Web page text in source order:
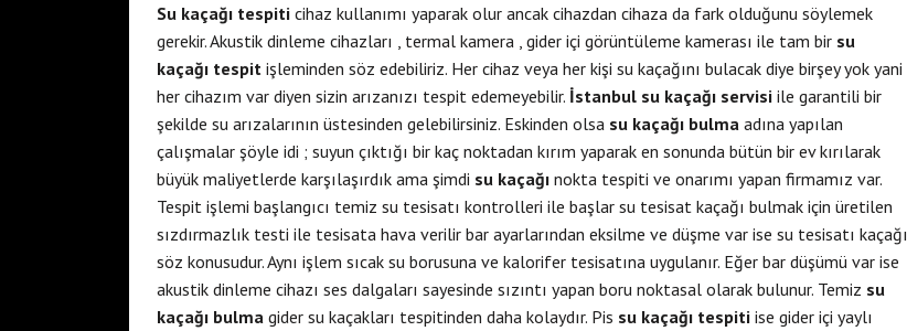
Su kaçağı tespiti cihaz kullanımı yaparak olur ancak cihazdan cihaza da fark olduğunu söylemek
gerekir. Akustik dinleme cihazları , termal kamera , gider içi görüntüleme kamerası ile tam bir su
kaçağı tespit işleminden söz edebiliriz. Her cihaz veya her kişi su kaçağını bulacak diye birşey yok yani
her cihazım var diyen sizin arızanızı tespit edemeyebilir. İstanbul su kaçağı servisi ile garantili bir
şekilde su arızalarının üstesinden gelebilirsiniz. Eskinden olsa su kaçağı bulma adına yapılan
çalışmalar şöyle idi ; suyun çıktığı bir kaç noktadan kırım yaparak en sonunda bütün bir ev kırılarak
büyük maliyetlerde karşılaşırdık ama şimdi su kaçağı nokta tespiti ve onarımı yapan firmamız var.
Tespit işlemi başlangıcı temiz su tesisatı kontrolleri ile başlar su tesisat kaçağı bulmak için üretilen
sızdırmazlık testi ile tesisata hava verilir bar ayarlarından eksilme ve düşme var ise su tesisatı kaçağı
söz konusudur. Aynı işlem sıcak su borusuna ve kalorifer tesisatına uygulanır. Eğer bar düşümü var ise
akustik dinleme cihazı ses dalgaları sayesinde sızıntı yapan boru noktasal olarak bulunur. Temiz su
kaçağı bulma gider su kaçakları tespitinden daha kolaydır. Pis su kaçağı tespiti ise gider içi yaylı